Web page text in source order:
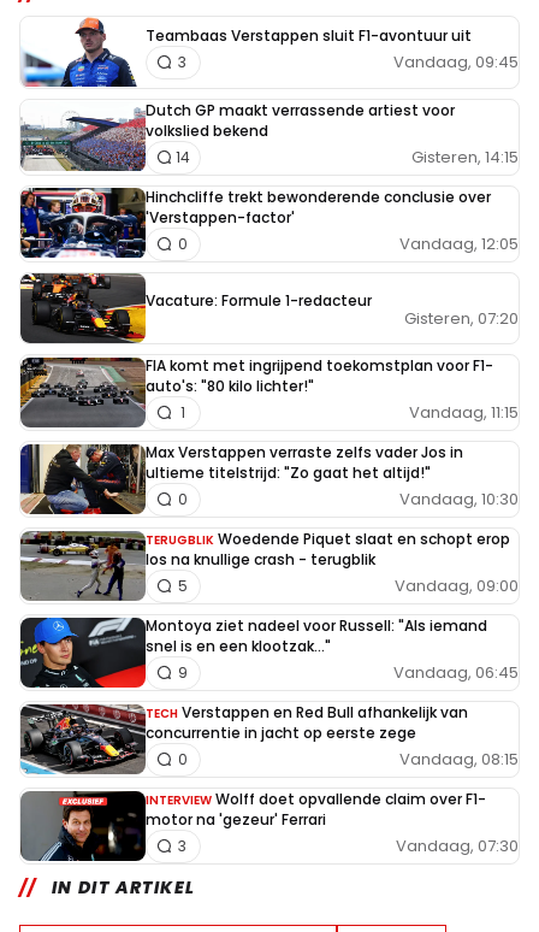
Teambaas Verstappen sluit F1-avontuur uit
Vandaag, 09:45
3
Dutch GP maakt verrassende artiest voor
volkslied bekend
Gisteren, 14:15
14
Hinchcliffe trekt bewonderende conclusie over
'Verstappen-factor'
Vandaag, 12:05
0
Vacature: Formule 1-redacteur
Gisteren, 07:20
FIA komt met ingrijpend toekomstplan voor F1-
auto's: "80 kilo lichter!"
Vandaag, 11:15
1
Max Verstappen verraste zelfs vader Jos in
ultieme titelstrijd: "Zo gaat het altijd!"
Vandaag, 10:30
0
TERUGBLIK Woedende Piquet slaat en schopt erop
los na knullige crash - terugblik
Vandaag, 09:00
5
Montoya ziet nadeel voor Russell: "Als iemand
snel is en een klootzak..."
Vandaag, 06:45
9
TECH Verstappen en Red Bull afhankelijk van
concurrentie in jacht op eerste zege
Vandaag, 08:15
0
INTERVIEW Wolff doet opvallende claim over F1-
motor na 'gezeur' Ferrari
Vandaag, 07:30
3
IN DIT ARTIKEL